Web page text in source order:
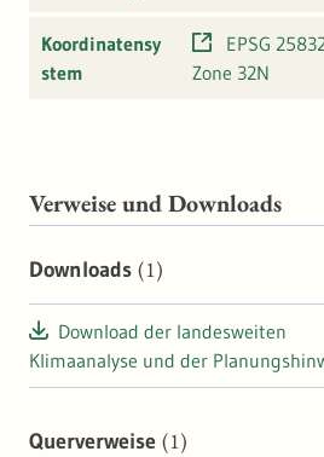
Koordinatensy
stem
EPSG
Zone 32N
Verweise und Downloads
Downloads (1)
Download der landesweiten
Klimaanalyse und der
Querverweise (1)